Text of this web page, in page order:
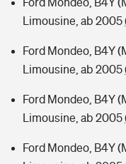
Limousine, ab 2005
Ford Mondeo, B4Y
Limousine, ab 2005
Ford Mondeo, B4Y
Limousine, ab 2005
Ford Mondeo, B4Y